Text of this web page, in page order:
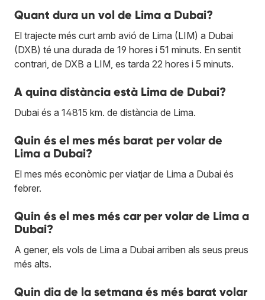
Quant dura un vol de Lima a Dubai?
El trajecte més curt amb avió de Lima (LIM) a Dubai
(DXB) té una durada de 19 hores i 51 minuts. En sentit
contrari, de DXB a LIM, es tarda 22 hores i 5 minuts.
A quina distància està Lima de Dubai?
Dubai és a 14815 km. de distància de Lima.
Quin és el mes més barat per volar de
Lima a Dubai?
El mes més econòmic per viatjar de Lima a Dubai és
febrer.
Quin és el mes més car per volar de Lima a
Dubai?
A gener, els vols de Lima a Dubai arriben als seus preus
més alts.
Quin dia de la setmana és més barat volar